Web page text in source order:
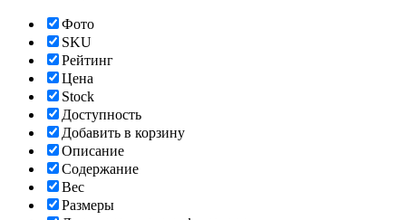
Фото
SKU
Рейтинг
Цена
Stock
Доступность
Добавить в корзину
Описание
Содержание
Вес
Размеры